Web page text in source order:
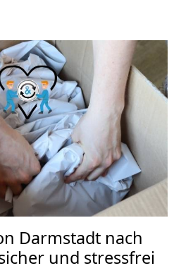
Darmstadt nach
und stressfrei